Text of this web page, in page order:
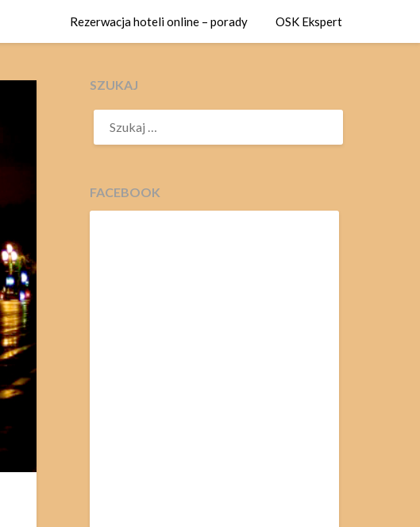
Rezerwacja hoteli online – porady OSK Ekspert
SZUKAJ
SZUKAJ:
FACEBOOK